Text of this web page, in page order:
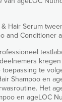
voor een
de ageLOC
Sodium
Acetate, PCA
Glycol
Hair Serum
and Conditioner
te
Shampoo en
Het
en ageLOC